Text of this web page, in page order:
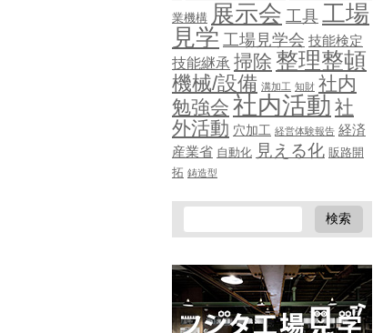
業機構 展示会 工具 工場
見学 工場見学会 技能検定
技能継承 掃除 整理整頓
機械/設備 溝加工 知財 社内
勉強会 社内活動 社
外活動 穴加工 経営体験報告 経済
産業省 自動化 見える化 販路開
拓 鋳造型